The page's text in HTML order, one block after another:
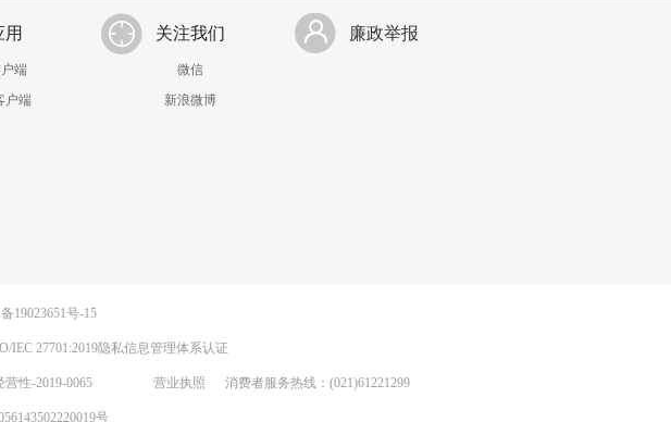
户端
户端
关注我们
微信
新浪微博
廉政举报
19023651号-15
IEC 27701:2019隐私信息管理体系认证
性-2019-0065 营业执照 消费者服务热线：(021)61221299
号